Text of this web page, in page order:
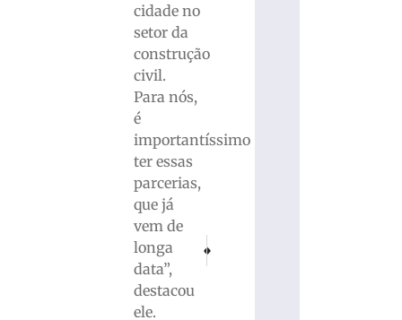
cidade no
setor da
construção
civil.
Para nós,
é
importantíssimo
ter essas
parcerias,
que já
vem de
longa
data”,
destacou
ele.